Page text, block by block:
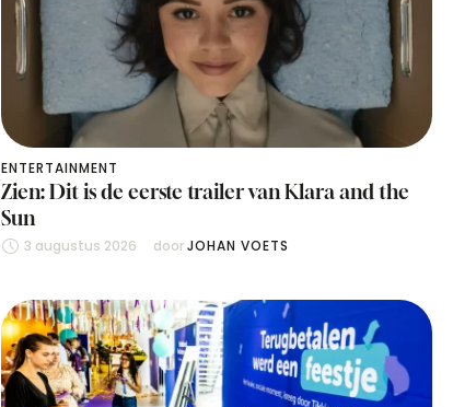
ENTERTAINMENT
Zien: Dit is de eerste trailer van Klara and the
Sun
3 augustus 2026 door JOHAN VOETS